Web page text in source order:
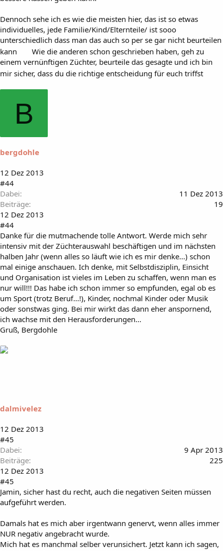
Dennoch sehe ich es wie die meisten hier, das ist so etwas
individuelles, jede Familie/Kind/Elternteile/ ist sooo
unterschiedlich dass man das auch so per se gar nicht beurteilen
kann
Wie die anderen schon geschrieben haben, geh zu
einem vernünftigen Züchter, beurteile das gesagte und ich bin
mir sicher, dass du die richtige entscheidung für euch triffst
B
bergdohle
12 Dez 2013
#44
Dabei
11 Dez 2013
Beiträge
19
12 Dez 2013
#44
Danke für die mutmachende tolle Antwort. Werde mich sehr
intensiv mit der Züchterauswahl beschäftigen und im nächsten
halben Jahr (wenn alles so läuft wie ich es mir denke...) schon
mal einige anschauen. Ich denke, mit Selbstdisziplin, Einsicht
und Organisation ist vieles im Leben zu schaffen, wenn man es
nur will!!! Das habe ich schon immer so empfunden, egal ob es
um Sport (trotz Beruf...!), Kinder, nochmal Kinder oder Musik
oder sonstwas ging. Bei mir wirkt das dann eher anspornend,
ich wachse mit den Herausforderungen...
Gruß, Bergdohle
dalmivelez
12 Dez 2013
#45
Dabei
9 Apr 2013
Beiträge
225
12 Dez 2013
#45
Jamin, sicher hast du recht, auch die negativen Seiten müssen
aufgeführt werden.
Damals hat es mich aber irgentwann genervt, wenn alles immer
NUR negativ angebracht wurde.
Mich hat es manchmal selber verunsichert. Jetzt kann ich sagen,